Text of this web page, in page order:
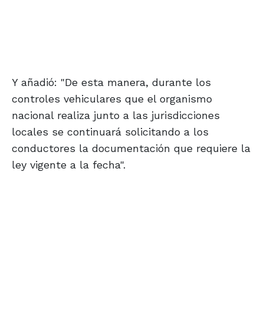
Y añadió: "De esta manera, durante los
controles vehiculares que el organismo
nacional realiza junto a las jurisdicciones
locales se continuará solicitando a los
conductores la documentación que requiere la
ley vigente a la fecha".